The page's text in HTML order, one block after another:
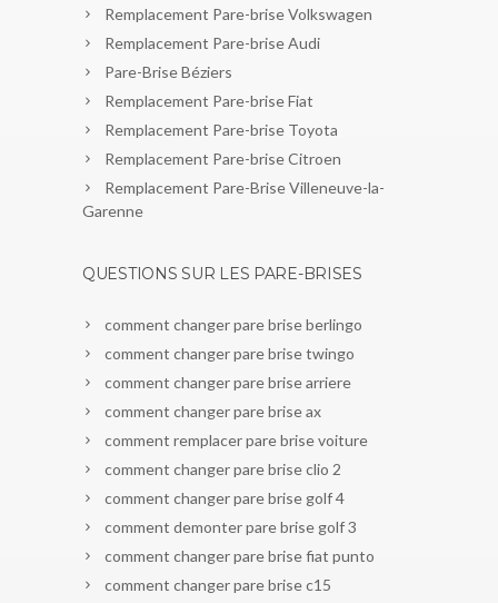
Remplacement Pare-brise Volkswagen
Remplacement Pare-brise Audi
Pare-Brise Béziers
Remplacement Pare-brise Fiat
Remplacement Pare-brise Toyota
Remplacement Pare-brise Citroen
Remplacement Pare-Brise Villeneuve-la-
Garenne
QUESTIONS SUR LES PARE-BRISES
comment changer pare brise berlingo
comment changer pare brise twingo
comment changer pare brise arriere
comment changer pare brise ax
comment remplacer pare brise voiture
comment changer pare brise clio 2
comment changer pare brise golf 4
comment demonter pare brise golf 3
comment changer pare brise fiat punto
comment changer pare brise c15